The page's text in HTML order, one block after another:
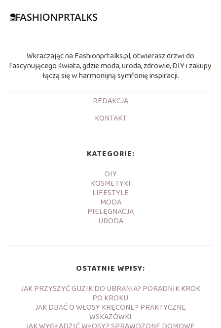
Wkraczając na Fashionprtalks.pl, otwierasz drzwi do
fascynującego świata, gdzie moda, uroda, zdrowie, DIY i zakupy
łączą się w harmonijną symfonię inspiracji.
REDAKCJA
KONTAKT
KATEGORIE:
DIY
KOSMETYKI
LIFESTYLE
MODA
PIELĘGNACJA
URODA
OSTATNIE WPISY:
JAK PRZYSZYĆ GUZIK DO UBRANIA? PORADNIK KROK
PO KROKU
JAK DBAĆ O WŁOSY KRĘCONE? PRAKTYCZNE
WSKAZÓWKI